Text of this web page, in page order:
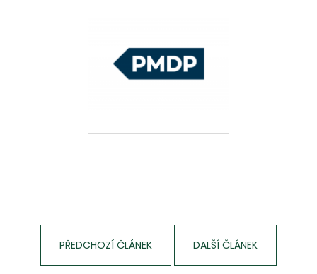
PŘEDCHOZÍ ČLÁNEK DALŠÍ ČLÁNEK